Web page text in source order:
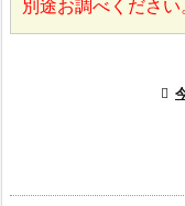
別途お調べください
